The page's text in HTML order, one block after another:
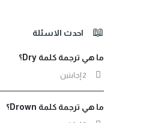
الفوتراحدث الاسئلة
ما هي ترجمة كلمة Dry؟
‫2 إجابتين
ما هي ترجمة كلمة Drown؟